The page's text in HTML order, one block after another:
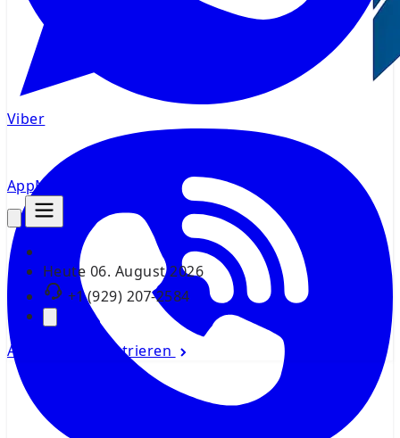
AppMsr
Heute 06. August 2026
+1 (929) 207-2584
Anmelden Registrieren
Viber